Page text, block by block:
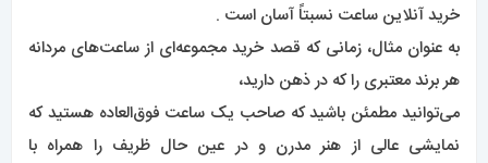
خرید آنلاین ساعت نسبتاً آسان است .
به عنوان مثال، زمانی که قصد خرید مجموعه‌ای از ساعت‌های مردانه
هر برند معتبری را که در ذهن دارید،
می‌توانید مطمئن باشید که صاحب یک ساعت فوق‌العاده هستید که
نمایشی عالی از هنر مدرن و در عین حال ظریف را همراه با